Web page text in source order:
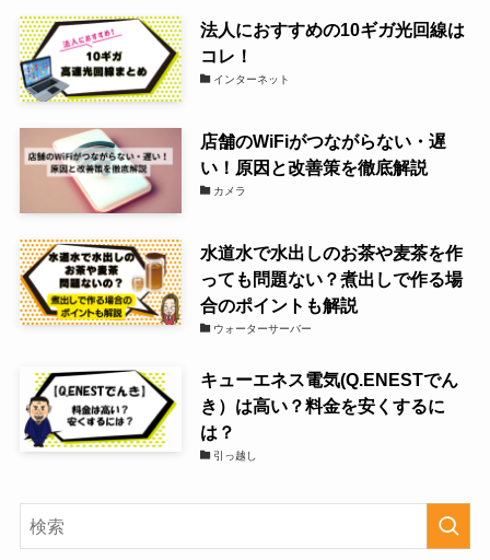
法人におすすめの10ギガ光回線は
コレ！
インターネット
店舗のWiFiがつながらない・遅
い！原因と改善策を徹底解説
カメラ
水道水で水出しのお茶や麦茶を作
っても問題ない？煮出しで作る場
合のポイントも解説
ウォーターサーバー
キューエネス電気(Q.ENESTでん
き）は高い？料金を安くするに
は？
引っ越し